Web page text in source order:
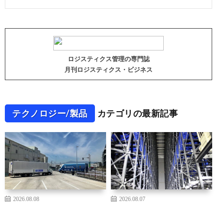
ロジスティクス管理の専門誌
月刊ロジスティクス・ビジネス
テクノロジー/製品 カテゴリの最新記事
2026.08.08
2026.08.07